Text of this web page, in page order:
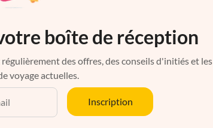
boîte de réception
des offres, des conseils d'initiés et les
voyage actuelles.
Inscription